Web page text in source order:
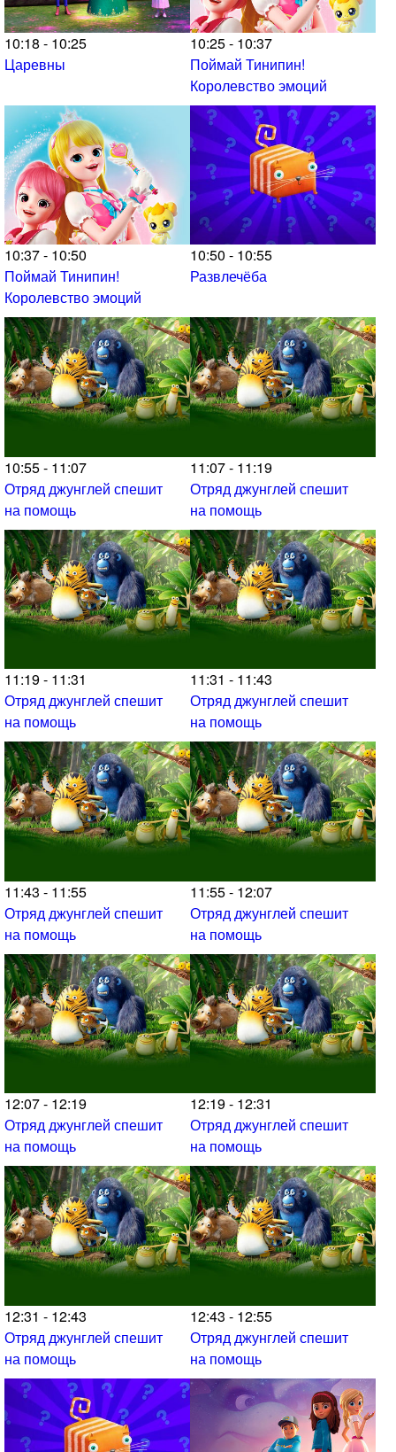
10:18 - 10:25
Царевны
10:25 - 10:37
Поймай Тинипин!
Королевство эмоций
10:37 - 10:50
Поймай Тинипин!
Королевство эмоций
10:50 - 10:55
Развлечёба
10:55 - 11:07
Отряд джунглей спешит
на помощь
11:07 - 11:19
Отряд джунглей спешит
на помощь
11:19 - 11:31
Отряд джунглей спешит
на помощь
11:31 - 11:43
Отряд джунглей спешит
на помощь
11:43 - 11:55
Отряд джунглей спешит
на помощь
11:55 - 12:07
Отряд джунглей спешит
на помощь
12:07 - 12:19
Отряд джунглей спешит
на помощь
12:19 - 12:31
Отряд джунглей спешит
на помощь
12:31 - 12:43
Отряд джунглей спешит
на помощь
12:43 - 12:55
Отряд джунглей спешит
на помощь